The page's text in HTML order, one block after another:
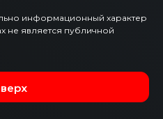
информационный характер
не является публичной